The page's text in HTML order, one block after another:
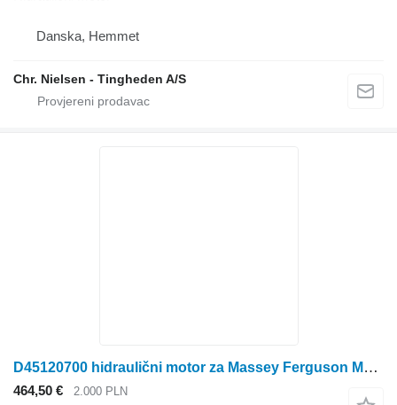
Danska, Hemmet
Chr. Nielsen - Tingheden A/S
D45120700 hidraulični motor za Massey Ferguson Massey Fergusson MF 30 32 kombajna za žito
464,50 € 2.000 PLN